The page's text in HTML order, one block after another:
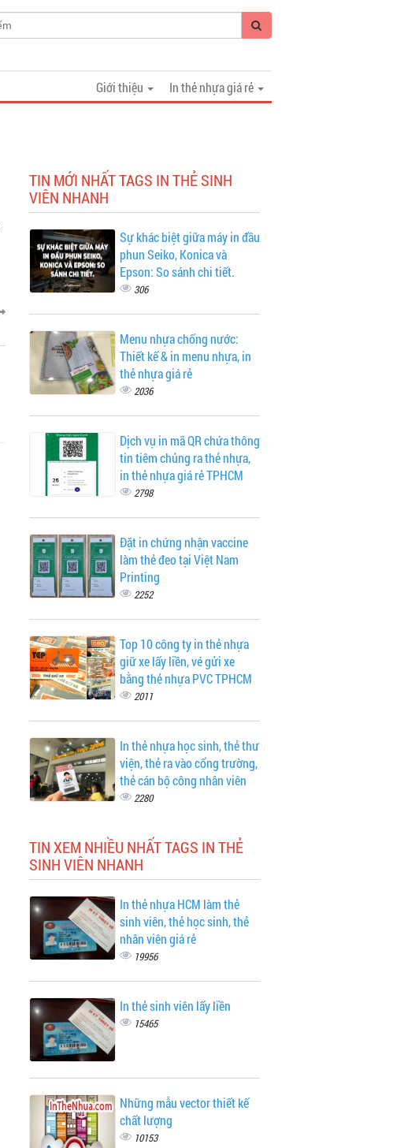
In thẻ nhựa giá rẻ
Giới thiệu
TIN MỚI NHẤT TAGS IN THẺ SINH
VIÊN NHANH
Sự khác biệt giữa máy in đầu
phun Seiko, Konica và
Epson: So sánh chi tiết.
306
Menu nhựa chống nước:
Thiết kế & in menu nhựa, in
thẻ nhựa giá rẻ
2036
Dịch vụ in mã QR chứa thông
tin tiêm chủng ra thẻ nhựa,
in thẻ nhựa giá rẻ TPHCM
2798
Đặt in chứng nhận vaccine
làm thẻ đeo tại Việt Nam
Printing
2252
Top 10 công ty in thẻ nhựa
giữ xe lấy liền, vé gửi xe
bằng thẻ nhựa PVC TPHCM
2011
In thẻ nhựa học sinh, thẻ thư
viện, thẻ ra vào cổng trường,
thẻ cán bộ công nhân viên
2280
TIN XEM NHIỀU NHẤT TAGS IN THẺ
SINH VIÊN NHANH
In thẻ nhựa HCM làm thẻ
sinh viên, thẻ học sinh, thẻ
nhân viên giá rẻ
19956
In thẻ sinh viên lấy liền
15465
Những mẫu vector thiết kế
chất lượng
10153